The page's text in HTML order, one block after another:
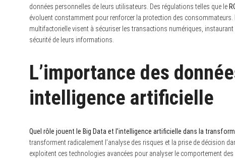
données personnelles de leurs utilisateurs. Des régulations telles que le
évoluent constamment pour renforcer la protection des
multifactorielle visent à sécuriser les transactions numériques,
sécurité de leurs informations.
L’importance des
intelligence artificielle
Quel rôle jouent le Big Data et l’intelligence artificielle dans la
transforment radicalement l’analyse des risques et la prise de décision
exploitent ces technologies avancées pour analyser le comportement